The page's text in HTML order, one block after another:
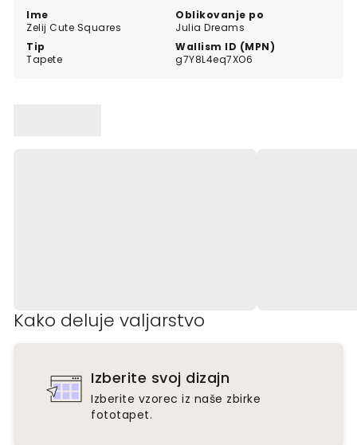
Ime
Zelij Cute Squares
Oblikovanje po
Julia Dreams
Tip
Tapete
Wallism ID (MPN)
g7Y8L4eq7XO6
Kako deluje valjarstvo
Izberite svoj dizajn
Izberite vzorec iz naše zbirke
fototapet.